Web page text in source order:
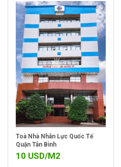
Toà Nhà Nhân Lực Quốc Tế
Quận Tân Bình
10 USD/M2